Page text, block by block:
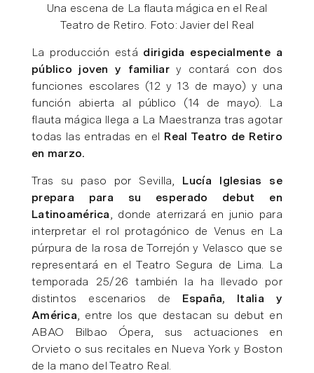
Una escena de La flauta mágica en el Real
Teatro de Retiro. Foto: Javier del Real
La producción está dirigida especialmente a
público joven y familiary contará con dos
funciones escolares (12 y 13 de mayo) y una
función abierta al público (14 de mayo). La
flauta mágica llega a La Maestranza tras agotar
todas las entradas en el Real Teatro de Retiro
en marzo.
Tras su paso por Sevilla, Lucía Iglesias se
prepara para su esperado debut en
Latinoamérica , donde aterrizará en junio para
interpretar el rol protagónico de Venus en La
púrpura de la rosa de Torrejón y Velasco que se
representará en el Teatro Segura de Lima. La
temporada 25/26 también la ha llevado por
distintos escenarios de España, Italia y
América , entre los que destacan su debut en
ABAO Bilbao Ópera, sus actuaciones en
Orvieto o sus recitales en Nueva York y Boston
de la mano del Teatro Real.